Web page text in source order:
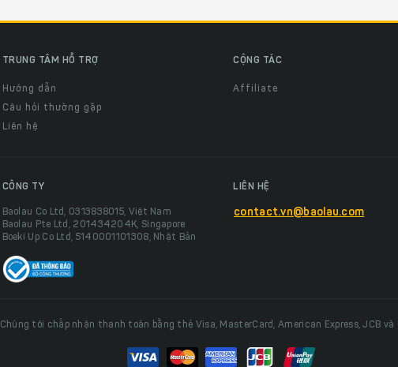
TRUNG TÂM HỖ TRỢ
Hướng dẫn
Câu hỏi thường gặp
Liên hệ
CỘNG TÁC
Affiliate
CÔNG TY
Baolau Co Ltd, 0313838015, Việt Nam
Baolau Pte Ltd, 201434204K, Singapore
Boeki Up Co Ltd, 5140001101308, Nhật Bản
LIÊN HỆ
contact.vn@baolau.com
Chúng tôi chấp nhận thanh toán bằng thẻ Visa, MasterCard, American Express, JCB và